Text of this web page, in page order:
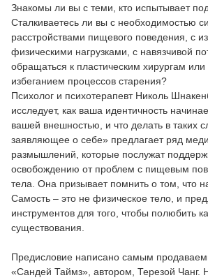
Знакомы ли вы с теми, кто испытывает
Сталкиваетесь ли вы с необходимостью
расстройствами пищевого поведения, с
физическими нагрузками, с навязчивой
обращаться к пластическим хирургам
избеганием процессов старения?
Психолог и психотерапевт Николь
исследует, как ваша идентичность
вашей внешностью, и что делать в таких
заявляющее о себе» предлагает ряд
размышлений, которые послужат
освобождению от проблем с пищевым
тела. Она призывает помнить о том, что
Самость – это не физическое тело, и
инструментов для того, чтобы полюбить
существования.
Предисловие написано самым
«Сандей Таймз», автором, Терезой Чанг.